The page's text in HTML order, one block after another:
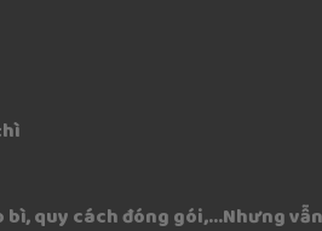
bì, quy cách đóng gói,…Nhưng